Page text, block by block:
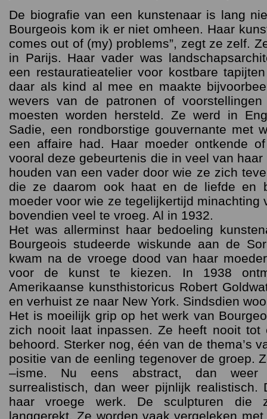
De biografie van een kunstenaar is lang
Bourgeois kom ik er niet omheen. Haar
comes out of (my) problems”, zegt ze zelf.
in Parijs. Haar vader was
een restauratieatelier voor kostbare
daar als kind al mee en maakte
wevers van de patronen of
moesten worden hersteld. Ze werd in
Sadie, een rondborstige gouvernante met
een affaire had. Haar moeder ontkende
vooral deze gebeurtenis die in veel van
houden van een vader door wie ze zich
die ze daarom ook haat en de liefde en
moeder voor wie ze tegelijkertijd minachting
bovendien veel te vroeg. Al in 1932.
Het was allerminst haar bedoeling
Bourgeois studeerde wiskunde aan de
kwam na de vroege dood van haar
voor de kunst te kiezen. In 1938
Amerikaanse kunsthistoricus Robert
en verhuist ze naar New York. Sindsdien
Het is moeilijk grip op het werk van
zich nooit laat inpassen. Ze heeft nooit tot
behoord. Sterker nog, één van de thema’s
positie van de eenling tegenover de groep.
–isme. Nu eens abstract, dan weer
surrealistisch, dan weer pijnlijk
haar vroege werk. De sculpturen die
langgerekt. Ze worden vaak vergeleken